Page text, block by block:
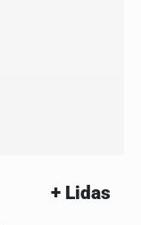
+ Lidas